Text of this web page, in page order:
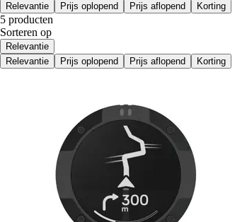
Relevantie
Prijs oplopend Prijs aflopend Korting
5 producten
Sorteren op
Relevantie
Relevantie
Prijs oplopend Prijs aflopend Korting